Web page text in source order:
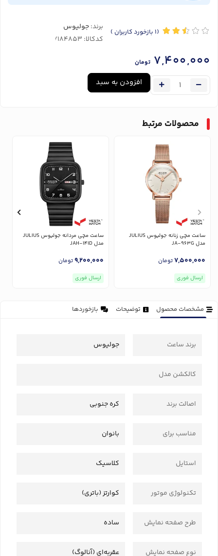
(1 بازخورد کاربران ) برند:جولیوس
کدکالا:
7,400,000 تومان
افزودن به سبد
محصولات مرتبط
ساعت مچی زنانه جولیوس JULIUS
مدل JA-963G
7,500,000تومان
ارسال فوری
ساعت مچی مردانه جولیوس JULIUS
مدل JAH-141D
9,200,000تومان
ارسال فوری
مشخصات محصول توضیحات بازخوردها
برند ساعت جولیوس
کالکشن مدل
اصالت برند کره جنوبی
مناسب برای بانوان
استایل کلاسیک
تکنولوژی موتور کوارتز (باتری)
طرح صفحه نمایش ساده
نوع صفحه نمایش عقربه‌ای (آنالوگ)